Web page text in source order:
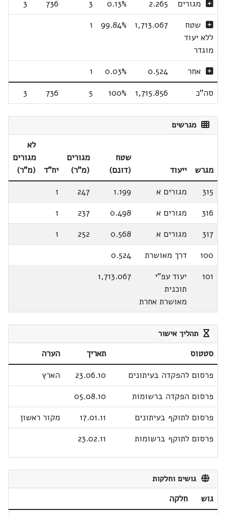
מגורים 2.265
0.13%
3
736
3
שטח
ללא יעוד
מוגדר
1,713.067
99.84%
1
אחר 0.524
0.03%
1
סה"כ
1,715.856
100%
5
736
3
מגרשים
מגרש ייעוד
שטח
(דונם)
מגורים
(מ"ר)
יח"ד
לא
מגורים
(מ"ר)
315
מגורים א 1.199
247
1
316
מגורים א 0.498
237
1
317
מגורים א 0.568
252
1
100
דרך מאושרת
0.524
101
יעוד עפ"י
תוכנית
מאושרת אחרת
1,713.067
תהליך אישור
סטטוס תאריך
הערה
פרסום להפקדה בעיתונים
23.06.10
הארץ
פרסום הפקדה ברשומות
05.08.10
פרסום לתוקף בעיתונים
17.01.11
מקור ראשון
פרסום לתוקף ברשומות
23.02.11
גושים וחלקות
גוש
חלקה